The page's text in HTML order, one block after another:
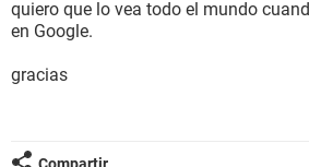
quiero que lo vea todo el mundo
en Google.
gracias